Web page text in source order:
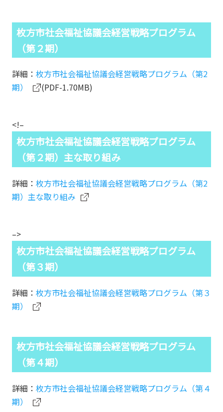
枚方市社会福祉協議会経営戦略プログラム
（第２期）
詳細： 枚方市社会福祉協議会経営戦略プログラム（第2
期）
(PDF-1.70MB)
<!–
枚方市社会福祉協議会経営戦略プログラム
（第２期）主な取り組み
詳細： 枚方市社会福祉協議会経営戦略プログラム（第2
期）主な取り組み
–>
枚方市社会福祉協議会経営戦略プログラム
（第３期）
詳細： 枚方市社会福祉協議会経営戦略プログラム（第３
期）
枚方市社会福祉協議会経営戦略プログラム
（第４期）
詳細： 枚方市社会福祉協議会経営戦略プログラム（第４
期）